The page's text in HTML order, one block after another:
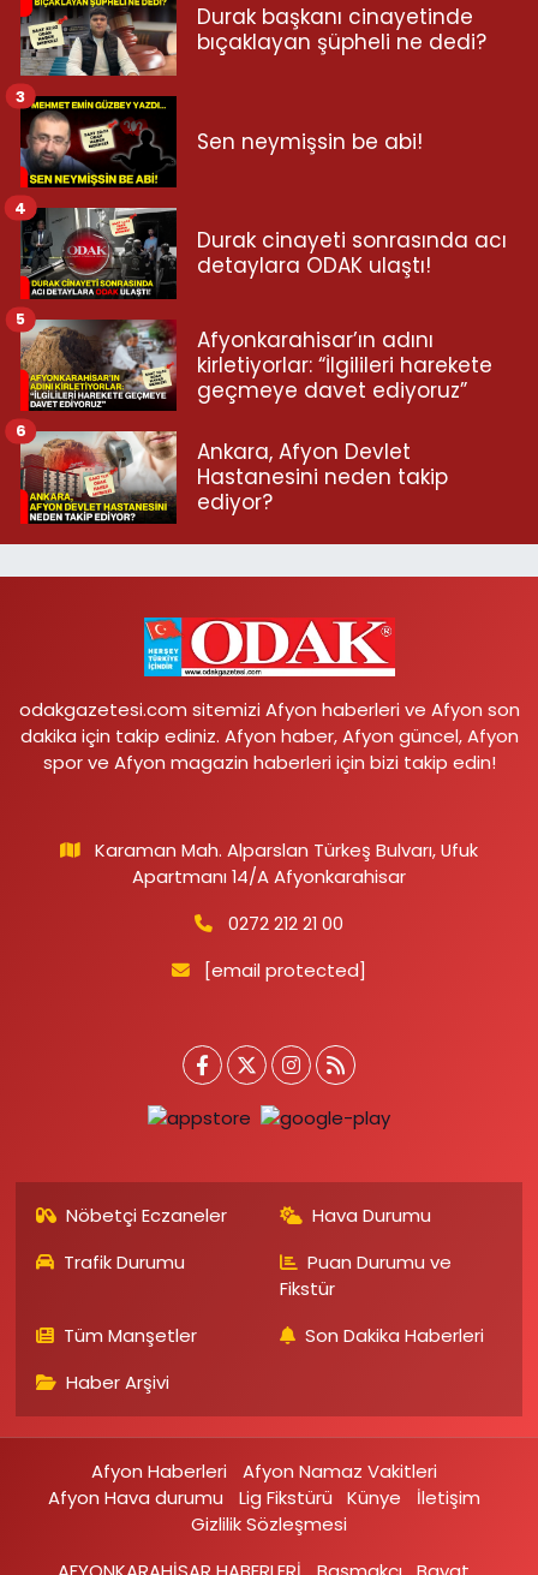
Durak başkanı cinayetinde
bıçaklayan şüpheli ne dedi?
Sen neymişsin be abi!
3
Durak cinayeti sonrasında acı
detaylara ODAK ulaştı!
4
Afyonkarahisar’ın adını
kirletiyorlar: “İlgilileri harekete
geçmeye davet ediyoruz”
5
Ankara, Afyon Devlet
Hastanesini neden takip
ediyor?
6
odakgazetesi.com sitemizi Afyon haberleri ve Afyon son
dakika için takip ediniz. Afyon haber, Afyon güncel, Afyon
spor ve Afyon magazin haberleri için bizi takip edin!
Karaman Mah. Alparslan Türkeş Bulvarı, Ufuk
Apartmanı 14/A Afyonkarahisar
0272 212 21 00
[email protected]
Nöbetçi Eczaneler
Hava Durumu
Trafik Durumu
Puan Durumu ve
Fikstür
Tüm Manşetler
Son Dakika Haberleri
Haber Arşivi
Afyon Haberleri
Afyon Namaz Vakitleri
Afyon Hava durumu
Lig Fikstürü Künye
İletişim
Gizlilik Sözleşmesi